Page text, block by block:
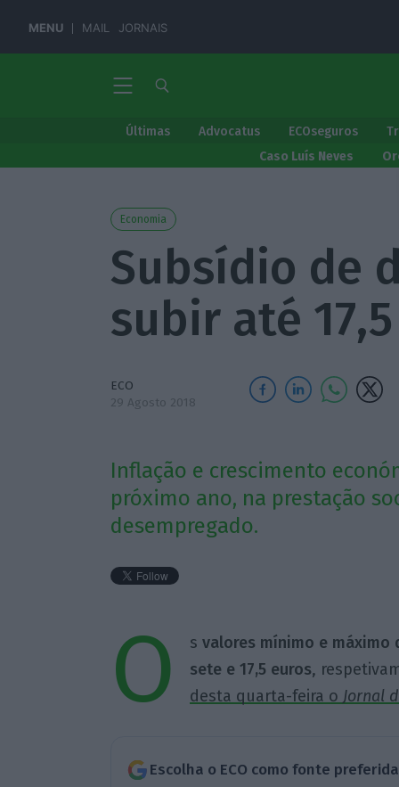
MENU MAIL JORNAIS
Últimas Advocatus ECOseguros
Caso Luís Neves
Economia
Subsídio de
subir até
ECO
29 Agosto 2018
Inflação e crescimento
próximo ano, na prestação
desempregado.
O s valores mínimo e máximo
sete e 17,5 euros,
desta quarta-feira o Jornal
Escolha o ECO como fonte